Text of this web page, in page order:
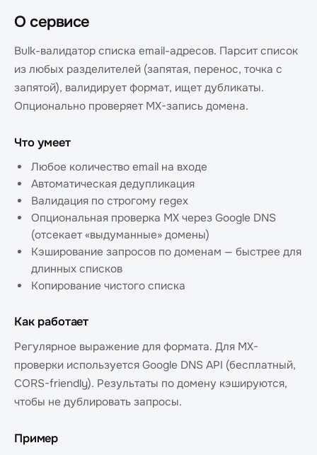
О сервисе
Bulk-валидатор списка email-адресов. Парсит список
из любых разделителей (запятая, перенос, точка с
запятой), валидирует формат, ищет дубликаты.
Опционально проверяет MX-запись домена.
Что умеет
Любое количество email на входе
Автоматическая дедупликация
Валидация по строгому regex
Опциональная проверка MX через Google DNS
(отсекает «выдуманные» домены)
Кэширование запросов по доменам — быстрее для
длинных списков
Копирование чистого списка
Как работает
Регулярное выражение для формата. Для MX-
проверки используется Google DNS API (бесплатный,
CORS-friendly). Результаты по домену кэшируются,
чтобы не дублировать запросы.
Пример